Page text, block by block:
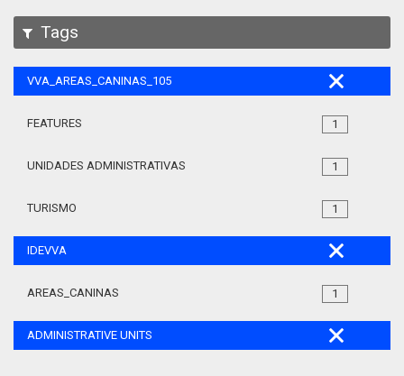
Tags
VVA_AREAS_CANINAS_105
1
FEATURES
1
UNIDADES ADMINISTRATIVAS
1
TURISMO
IDEVVA
1
AREAS_CANINAS
ADMINISTRATIVE UNITS